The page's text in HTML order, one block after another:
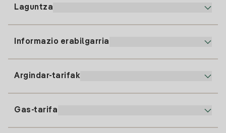
Laguntza
91 919 52 73
clientes@tuiberdrola.es
Informazio erabilgarria
Argindar-tarifak
Gas-tarifa